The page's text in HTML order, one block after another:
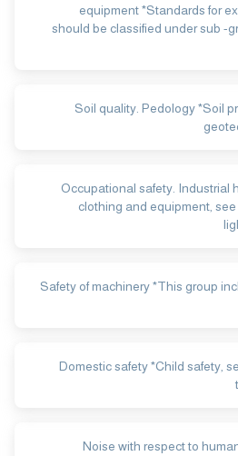
equipment *Standards for
should be classified under sub -
Soil quality. Pedology *Soil
Occupational safety. Industrial
clothing and equipment, see
Safety of machinery *This group
Domestic safety *Child safety,
Noise with respect to